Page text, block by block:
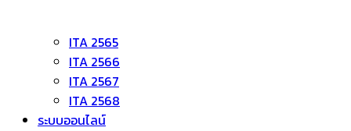
ITA 2565
ITA 2566
ITA 2567
ITA 2568
ระบบออนไลน์